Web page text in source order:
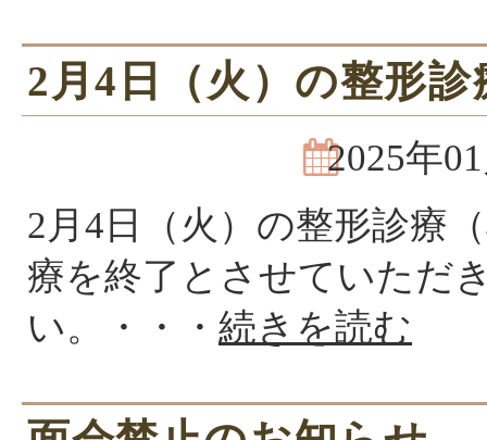
2月4日（火）の整形
2025年
2月4日（火）の整形診療
療を終了とさせていただ
い。・・・ 続きを読む